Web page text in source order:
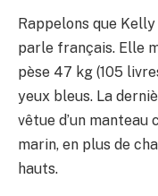
Rappelons que
parle français. Elle
pèse 47 kg (105
yeux bleus. La
vêtue d’un manteau
marin, en plus de
hauts.